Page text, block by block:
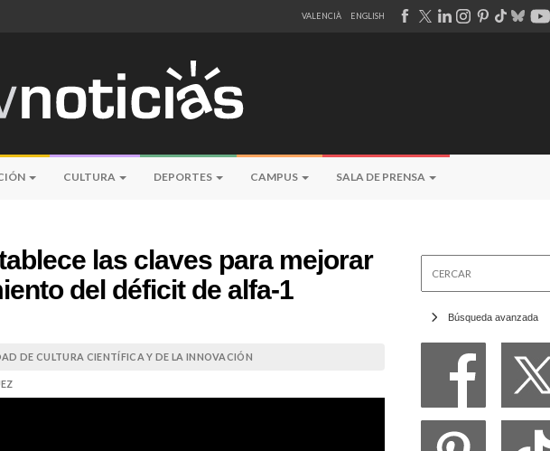
VALENCIÀ ENGLISH
CULTURA DEPORTES CAMPUS SALA DE PRENSA
las claves para mejorar
del déficit de alfa-1
DE CULTURA CIENTÍFICA Y DE LA INNOVACIÓN
Búsqueda avanzada